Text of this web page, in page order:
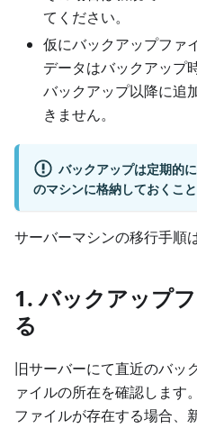
てください。
仮にバックアップファ
データはバックアップ
バックアップ以降に追
きません。
バックアップは定期的
のマシンに格納しておくこ
サーバーマシンの移行手順
1. バックアップ
る
旧サーバーにて直近のバッ
ァイルの所在を確認します。
ファイルが存在する場合、